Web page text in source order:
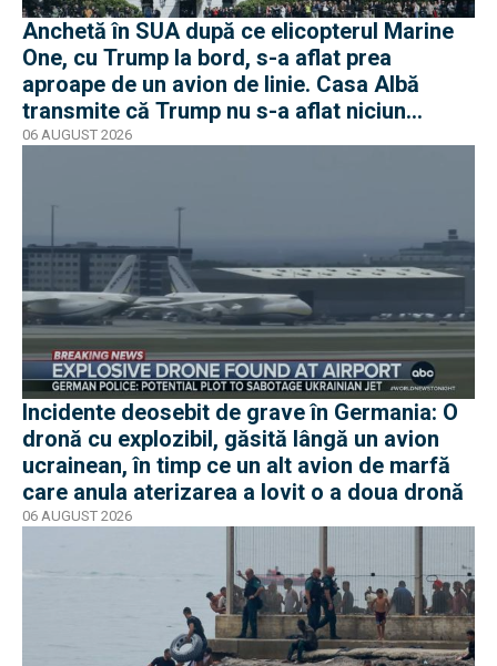
Anchetă în SUA după ce elicopterul Marine
One, cu Trump la bord, s-a aflat prea
aproape de un avion de linie. Casa Albă
transmite că Trump nu s-a aflat niciun
moment în pericol
06 AUGUST 2026
Incidente deosebit de grave în Germania: O
dronă cu explozibil, găsită lângă un avion
ucrainean, în timp ce un alt avion de marfă
care anula aterizarea a lovit o a doua dronă
06 AUGUST 2026